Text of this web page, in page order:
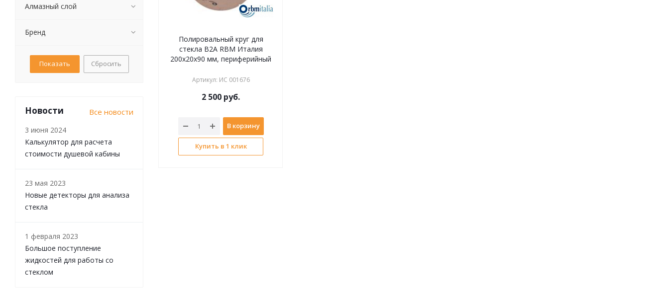
Полировальный круг для
стекла B2A RBM Италия
200х20x90 мм, периферийный
Артикул: ИС 001676
2 500 руб.
В корзину
Купить в 1 клик
Алмазный слой
Бренд
Сбросить
Новости Все новости
3 июня 2024
Калькулятор для расчета
стоимости душевой кабины
23 мая 2023
Новые детекторы для анализа
стекла
1 февраля 2023
Большое поступление
жидкостей для работы со
стеклом